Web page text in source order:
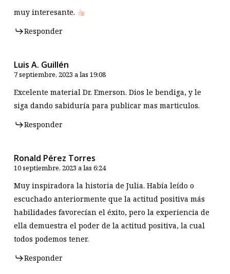
muy interesante.
Responder
Luis A. Guillén
7 septiembre, 2023 a las 19:08
Excelente material Dr. Emerson. Dios le bendiga, y le
siga dando sabiduría para publicar mas marticulos.
Responder
Ronald Pérez Torres
10 septiembre, 2023 a las 6:24
Muy inspiradora la historia de Julia. Había leído o
escuchado anteriormente que la actitud positiva más
habilidades favorecían el éxito, pero la experiencia de
ella demuestra el poder de la actitud positiva, la cual
todos podemos tener.
Responder